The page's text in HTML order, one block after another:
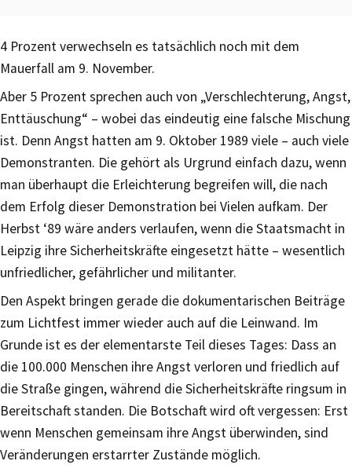
4 Prozent verwechseln es tatsächlich noch mit dem
Mauerfall am 9. November.
Aber 5 Prozent sprechen auch von „Verschlechterung, Angst,
Enttäuschung“ – wobei das eindeutig eine falsche Mischung
ist. Denn Angst hatten am 9. Oktober 1989 viele – auch viele
Demonstranten. Die gehört als Urgrund einfach dazu, wenn
man überhaupt die Erleichterung begreifen will, die nach
dem Erfolg dieser Demonstration bei Vielen aufkam. Der
Herbst ‘89 wäre anders verlaufen, wenn die Staatsmacht in
Leipzig ihre Sicherheitskräfte eingesetzt hätte – wesentlich
unfriedlicher, gefährlicher und militanter.
Den Aspekt bringen gerade die dokumentarischen Beiträge
zum Lichtfest immer wieder auch auf die Leinwand. Im
Grunde ist es der elementarste Teil dieses Tages: Dass an
die 100.000 Menschen ihre Angst verloren und friedlich auf
die Straße gingen, während die Sicherheitskräfte ringsum in
Bereitschaft standen. Die Botschaft wird oft vergessen: Erst
wenn Menschen gemeinsam ihre Angst überwinden, sind
Veränderungen erstarrter Zustände möglich.